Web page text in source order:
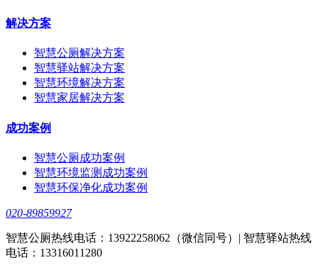
解决方案
智慧公厕解决方案
智慧驿站解决方案
智慧环境解决方案
智慧家居解决方案
成功案例
智慧公厕成功案例
智慧环境监测成功案例
智慧环保净化成功案例
020-89859927
智慧公厕热线电话：13922258062（微信同号）| 智慧驿站热线
电话：13316011280